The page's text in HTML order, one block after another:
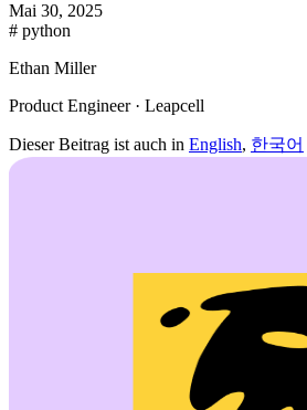
Mai 30, 2025
# python
Ethan Miller
Product Engineer · Leapcell
Dieser Beitrag ist auch in English, 한국어